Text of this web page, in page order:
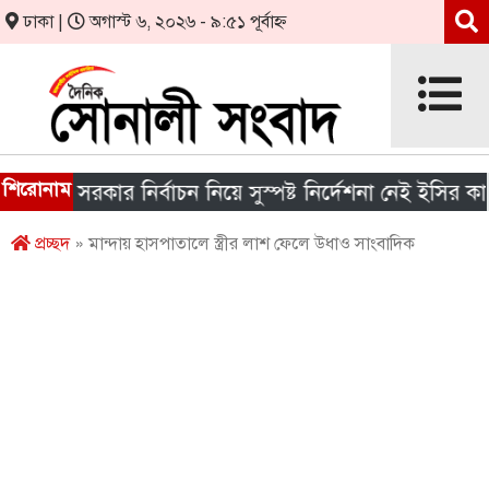
ঢাকা | অগাস্ট ৬, ২০২৬ - ৯:৫১ পূর্বাহ্ন
শিরোনাম
সরকার নির্বাচন নিয়ে সুস্পষ্ট নির্দেশনা নেই ইসির কাছে
প্রচ্ছদ» মান্দায় হাসপাতালে স্ত্রীর লাশ ফেলে উধাও সাংবাদিক